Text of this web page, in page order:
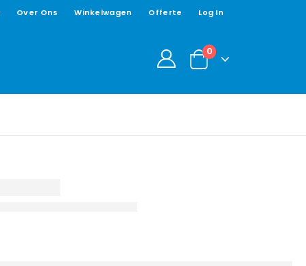
Over Ons Winkelwagen Offerte Log In
0